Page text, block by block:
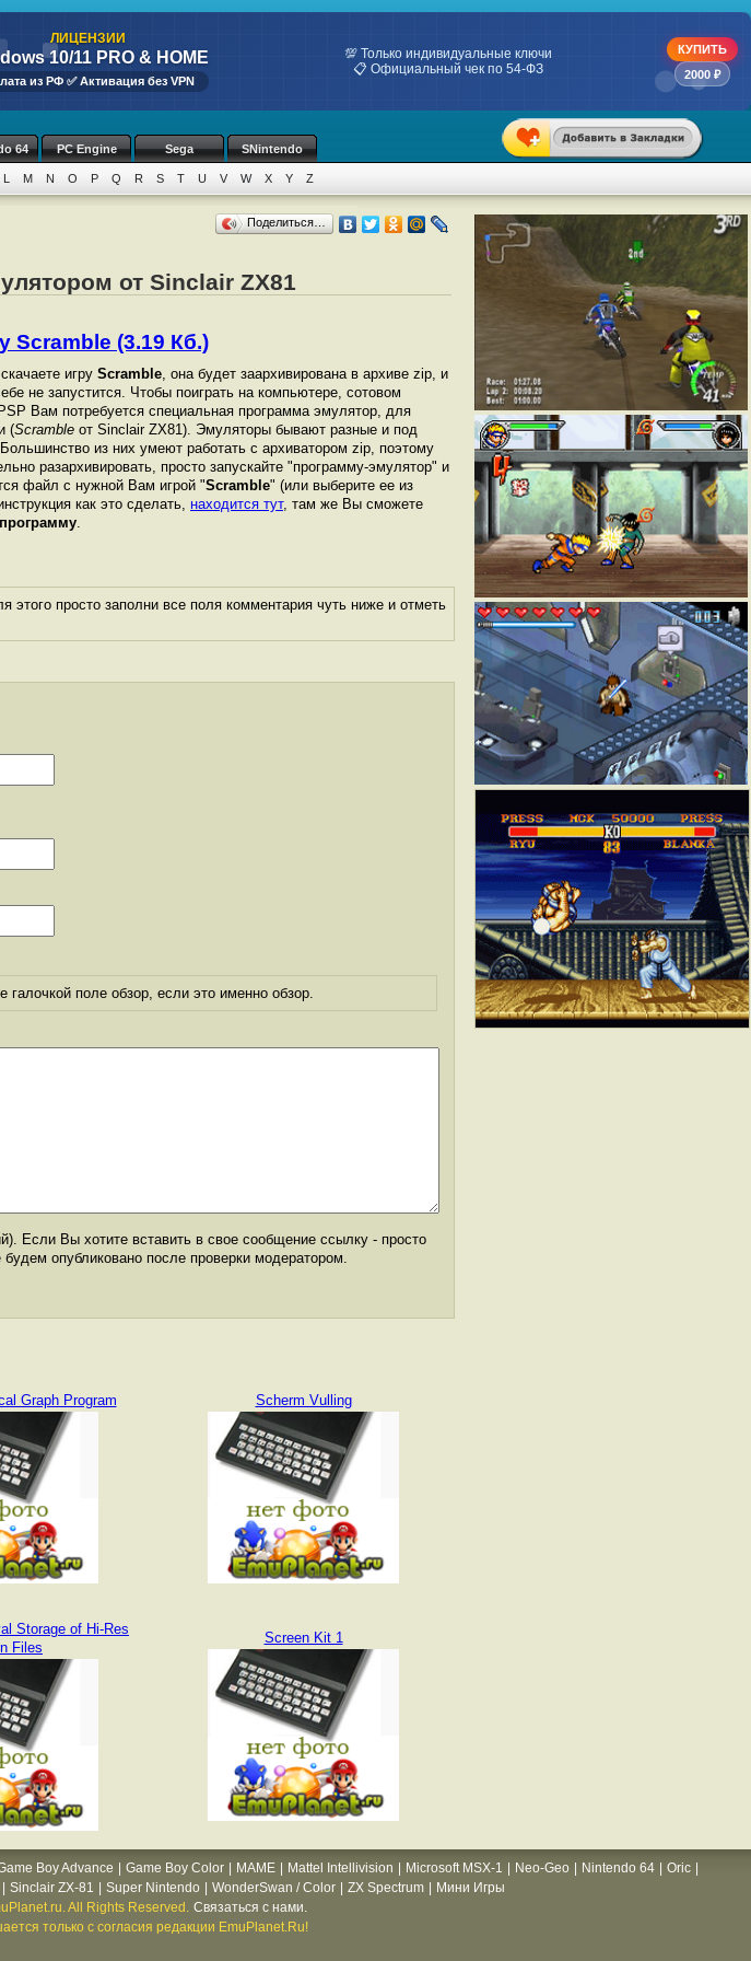
ЛИЦЕНЗИИ
10/11 PRO & HOME
из РФ ✅ Активация без VPN
💯 Только индивидуальные ключи
📋 Официальный чек по 54-ФЗ
КУПИТЬ
2000 ₽
64 PC Engine Sega SNintendo
L M N O P Q R S T U V W X Y Z
Поделиться…
от Sinclair ZX81
Scramble (3.19 Кб.)
игру Scramble, она будет заархивирована в архиве zip, и
не запустится. Чтобы поиграть на компьютере, сотовом
Вам потребуется специальная программа эмулятор, для
(Scramble от Sinclair ZX81). Эмуляторы бывают разные и под
из них умеют работать с архиватором zip, поэтому
разархивировать, просто запускайте "программу-эмулятор" и
файл с нужной Вам игрой "Scramble" (или выберите ее из
как это сделать, находится тут, там же Вы сможете
.
этого просто заполни все поля комментария чуть ниже и отметь
поле обзор, если это именно обзор.
Если Вы хотите вставить в свое сообщение ссылку - просто
опубликовано после проверки модератором.
Graph Program Scherm Vulling
Storage of Hi-Res
Files
Screen Kit 1
Boy Advance Game Boy Color MAME Mattel Intellivision Microsoft MSX-1 Neo-Geo Nintendo 64 Oric
Sinclair ZX-81 Super Nintendo WonderSwan / Color ZX Spectrum
Мини Игры
All Rights Reserved. Связаться с нами.
только с согласия редакции EmuPlanet.Ru!